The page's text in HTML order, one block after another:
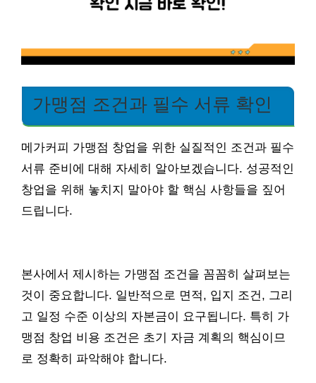
가맹점 조건과 필수 서류 확인
메가커피 가맹점 창업을 위한 실질적인 조건과 필수
서류 준비에 대해 자세히 알아보겠습니다. 성공적인
창업을 위해 놓치지 말아야 할 핵심 사항들을 짚어
드립니다.
본사에서 제시하는 가맹점 조건을 꼼꼼히 살펴보는
것이 중요합니다. 일반적으로 면적, 입지 조건, 그리
고 일정 수준 이상의 자본금이 요구됩니다. 특히 가
맹점 창업 비용 조건은 초기 자금 계획의 핵심이므
로 정확히 파악해야 합니다.